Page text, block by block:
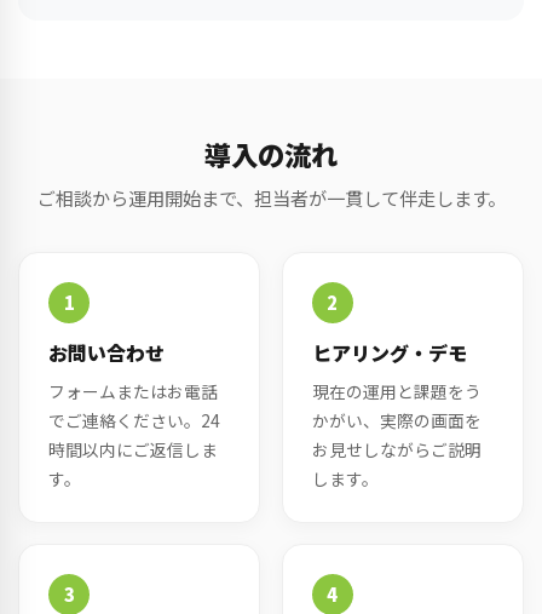
導入の流れ
ご相談から運用開始まで、担当者が一貫して伴走します。
1
お問い合わせ
フォームまたはお電話
でご連絡ください。24
時間以内にご返信しま
す。
2
ヒアリング・デモ
現在の運用と課題をう
かがい、実際の画面を
お見せしながらご説明
します。
3 4